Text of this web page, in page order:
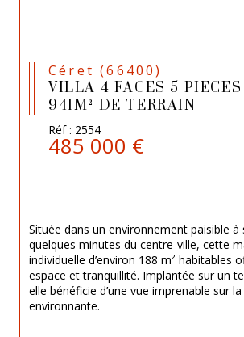
Céret (66400)
VILLA 4 FACES 5 PIECES
941M² DE TERRAIN
Réf : 2554
485 000 €
Située dans un environnement paisible à
quelques minutes du centre-ville, cette
individuelle d’environ 188 m² habitables
espace et tranquillité. Implantée sur un
elle bénéficie d’une vue imprenable sur
environnante.